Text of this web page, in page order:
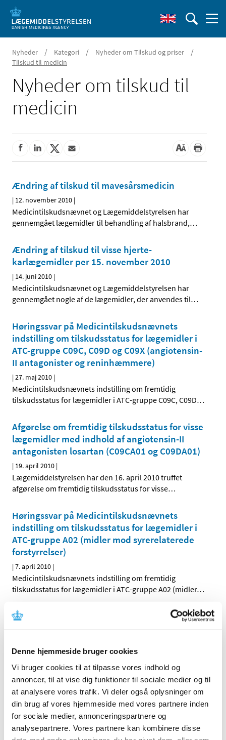
Denne hjemmeside bruger cookies
Vi bruger cookies til at tilpasse vores indhold og
annoncer, til at vise dig funktioner til sociale medier og til
at analysere vores trafik. Vi deler også oplysninger om
din brug af vores hjemmeside med vores partnere inden
for sociale medier, annonceringspartnere og
analysepartnere. Vores partnere kan kombinere disse
Nyheder / Kategori / Nyheder om Tilskud og priser /
Tilskud til medicin
Nyheder om tilskud til
medicin
Ændring af tilskud til mavesårsmedicin
| 12. november 2010 |
Medicintilskudsnævnet og Lægemiddelstyrelsen har
gennemgået lægemidler til behandling af halsbrand,…
Ændring af tilskud til visse hjerte-
karlægemidler per 15. november 2010
| 14. juni 2010 |
Medicintilskudsnævnet og Lægemiddelstyrelsen har
gennemgået nogle af de lægemidler, der anvendes til…
Høringssvar på Medicintilskudsnævnets
indstilling om tilskudsstatus for lægemidler i
ATC-gruppe C09C, C09D og C09X (angiotensin-
II antagonister og reninhæmmere)
|27. maj 2010 |
Medicintilskudsnævnets indstilling om fremtidig
tilskudsstatus for lægemidler i ATC-gruppe C09C, C09D…
Afgørelse om fremtidig tilskudsstatus for visse
lægemidler med indhold af angiotensin-II
antagonisten losartan (C09CA01 og C09DA01)
| 19. april 2010 |
Lægemiddelstyrelsen har den 16. april 2010 truffet
afgørelse om fremtidig tilskudsstatus for visse…
Høringssvar på Medicintilskudsnævnets
indstilling om tilskudsstatus for lægemidler i
ATC-gruppe A02 (midler mod syrerelaterede
forstyrrelser)
|7. april 2010 |
Medicintilskudsnævnets indstilling om fremtidig
tilskudsstatus for lægemidler i ATC-gruppe A02 (midler…
Høring over Medicintilskudsnævnets
indstilling til tilskudsstatus for lægemidler i
II antagonister og reninhæmmere)
|31. marts 2010|
Medicintilskudsnævnet har på Lægemiddelstyrelsens
foranledning revurderet tilskudsstatus for lægemidler i…
Lægemiddelstyrelsen indleder ad hoc
revurdering af tilskudsstatus i ATC–gruppe